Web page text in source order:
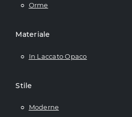
Orme
Materiale
In Laccato Opaco
Stile
Moderne